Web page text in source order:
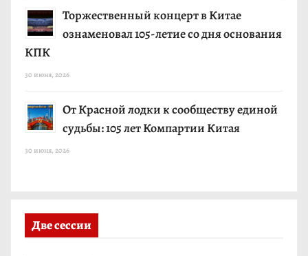
Торжественный концерт в Китае
ознаменовал 105-летие со дня основания
КПК
30 июня, 2026
От Красной лодки к сообществу единой
судьбы: 105 лет Компартии Китая
30 июня, 2026
Две сессии